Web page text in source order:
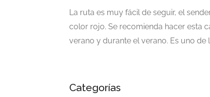
La ruta es muy fácil de seguir, el
color rojo. Se recomienda hacer esta
verano y durante el verano. Es uno de
Categorías